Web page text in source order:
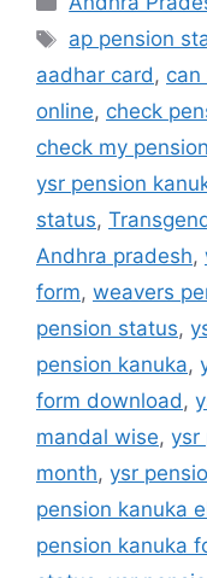
Tags
ap pension
aadhar card, can
online, check
check my
ysr pension
status,
Andhra pradesh,
form, weavers
pension status,
pension kanuka,
form download,
mandal wise, ysr
month, ysr
pension kanuka
pension kanuka